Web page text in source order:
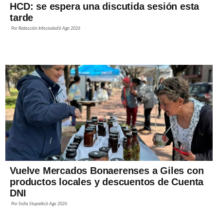
HCD: se espera una discutida sesión esta
tarde
PorRedacción Infociudad6 Ago 2026
Vuelve Mercados Bonaerenses a Giles con
productos locales y descuentos de Cuenta
DNI
PorSofía Stupiello6 Ago 2026